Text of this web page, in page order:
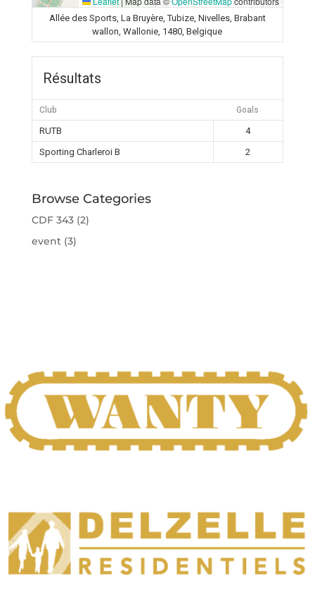
Allée des Sports, La Bruyère, Tubize, Nivelles, Brabant
wallon, Wallonie, 1480, Belgique
Résultats
Club Goals
RUTB
4
Sporting Charleroi B
2
Browse Categories
CDF 343(2)
event(3)